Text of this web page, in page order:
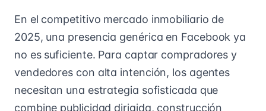
En el competitivo mercado inmobiliario de
2025, una presencia genérica en Facebook ya
no es suficiente. Para captar compradores y
vendedores con alta intención, los agentes
necesitan una estrategia sofisticada que
combine publicidad dirigida, construcción